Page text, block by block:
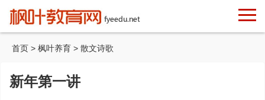
首页 > 枫叶养育 > 散文诗歌
新年第一讲